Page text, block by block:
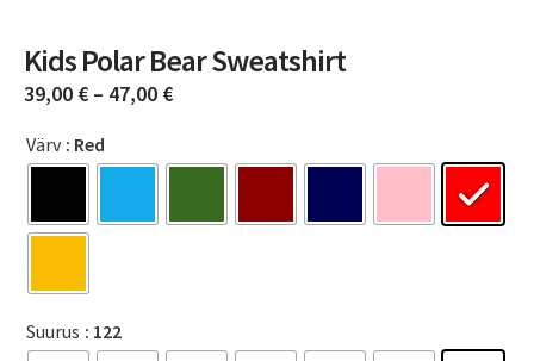
Kids Polar Bear Sweatshirt
39,00 € – 47,00 €
Värv : Red
Suurus : 122